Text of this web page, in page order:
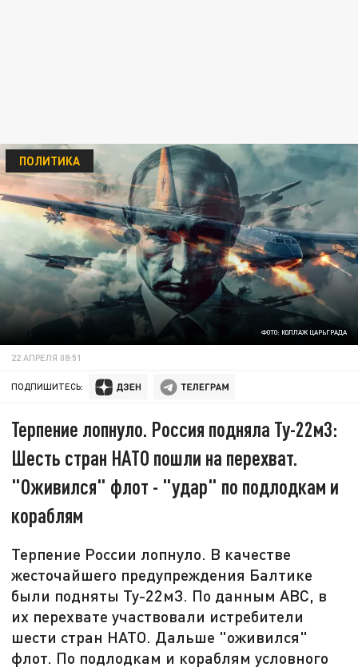
ФОТО: КОЛЛАЖ ЦАРЬГРАДА
ПОЛИТИКА
22 АПРЕЛЯ 08:51
ПОДПИШИТЕСЬ:
Терпение лопнуло. Россия подняла Ту-22м3:
Шесть стран НАТО пошли на перехват.
"Оживился" флот - "удар" по подлодкам и
кораблям
Терпение России лопнуло. В качестве
жесточайшего предупреждения Балтике
были подняты Ту-22м3. По данным ABC, в
их перехвате участвовали истребители
шести стран НАТО. Дальше "оживился"
флот. По подлодкам и кораблям условного